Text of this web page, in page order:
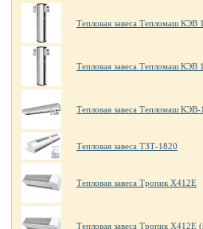
Тепловая завеса Тепломаш КЭВ
Тепловая завеса Тепломаш
Тепловая завеса Тепломаш
Тепловая завеса ТЗТ-1820
Тепловая завеса Тропик X412E
Тепловая завеса Тропик X412E